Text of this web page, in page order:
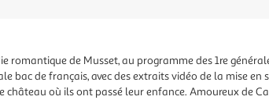
romantique de Musset, au programme des 1re
bac de français, avec des extraits vidéo de la mise
château où ils ont passé leur enfance. Amoureux de